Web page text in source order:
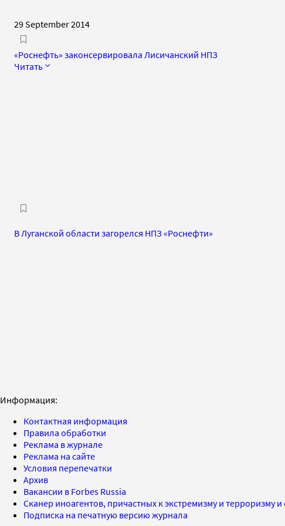
29 September 2014
«Роснефть» законсервировала Лисичанский НПЗ
Читать
В Луганской области загорелся НПЗ «Роснефти»
Информация:
Контактная информация
Правила обработки
Реклама в журнале
Реклама на сайте
Условия перепечатки
Архив
Вакансии в Forbes Russia
Сканер иноагентов, причастных к экстремизму и
Подписка на печатную версию журнала